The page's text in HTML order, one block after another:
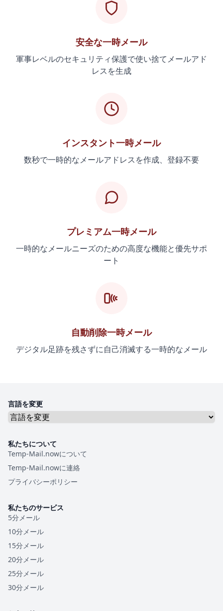
安全な一時メール
軍事レベルのセキュリティ保護で使い捨てメールアド
レスを生成
インスタント一時メール
数秒で一時的なメールアドレスを作成、登録不要
プレミアム一時メール
一時的なメールニーズのための高度な機能と優先サポ
ート
自動削除一時メール
デジタル足跡を残さずに自己消滅する一時的なメール
言語を変更
私たちについて
Temp-Mail.nowについて
Temp-Mail.nowに連絡
プライバシーポリシー
私たちのサービス
5分メール
10分メール
15分メール
20分メール
25分メール
30分メール